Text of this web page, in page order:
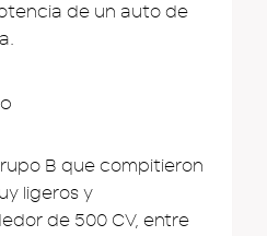
de un auto de
B que compitieron
ligeros y
de 500 CV, entre